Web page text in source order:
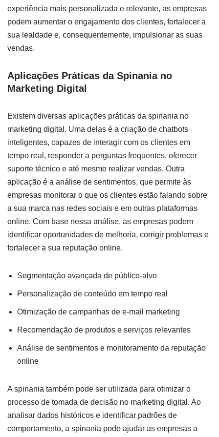
experiência mais personalizada e relevante, as empresas
podem aumentar o engajamento dos clientes, fortalecer a
sua lealdade e, consequentemente, impulsionar as suas
vendas.
Aplicações Práticas da Spinania no
Marketing Digital
Existem diversas aplicações práticas da spinania no
marketing digital. Uma delas é a criação de chatbots
inteligentes, capazes de interagir com os clientes em
tempo real, responder a perguntas frequentes, oferecer
suporte técnico e até mesmo realizar vendas. Outra
aplicação é a análise de sentimentos, que permite às
empresas monitorar o que os clientes estão falando sobre
a sua marca nas redes sociais e em outras plataformas
online. Com base nessa análise, as empresas podem
identificar oportunidades de melhoria, corrigir problemas e
fortalecer a sua reputação online.
Segmentação avançada de público-alvo
Personalização de conteúdo em tempo real
Otimização de campanhas de e-mail marketing
Recomendação de produtos e serviços relevantes
Análise de sentimentos e monitoramento da reputação
online
A spinania também pode ser utilizada para otimizar o
processo de tomada de decisão no marketing digital. Ao
analisar dados históricos e identificar padrões de
comportamento, a spinania pode ajudar as empresas a